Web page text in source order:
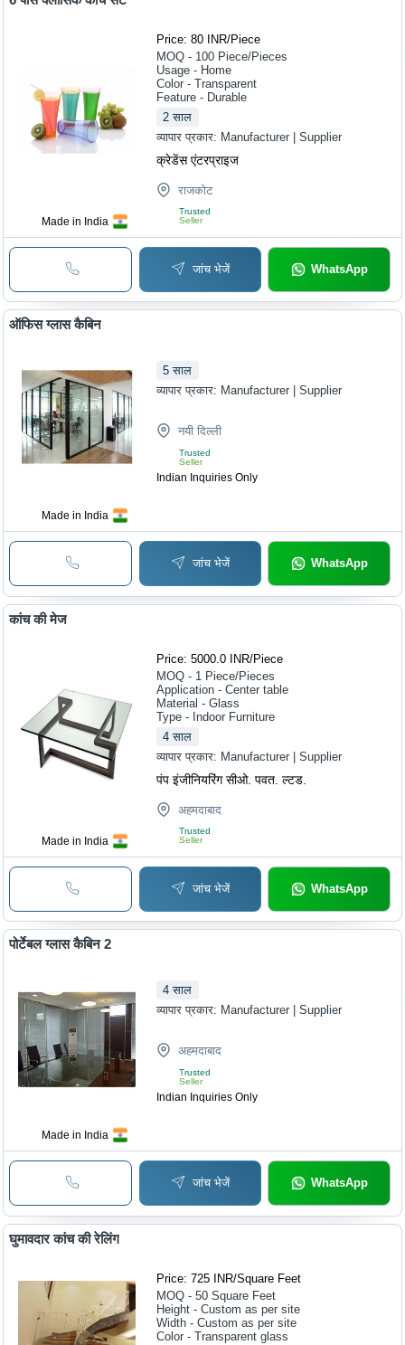
Made in India
Price: 80 INR/Piece
MOQ - 100 Piece/Pieces
Usage - Home
Color - Transparent
Feature - Durable
2 साल
व्यापार प्रकार: Manufacturer | Supplier
क्रेडेंस एंटरप्राइज
राजकोट
Trusted
Seller
जांच भेजें WhatsApp
Made in India
ऑफिस ग्लास कैबिन
5 साल
व्यापार प्रकार: Manufacturer | Supplier
नयी दिल्ली
Trusted
Seller
Indian Inquiries Only
जांच भेजें WhatsApp
Made in India
कांच की मेज
Price: 5000.0 INR/Piece
MOQ - 1 Piece/Pieces
Application - Center table
Material - Glass
Type - Indoor Furniture
4 साल
व्यापार प्रकार: Manufacturer | Supplier
पंप इंजीनियरिंग सीओ. पवत. ल्टड.
अहमदाबाद
Trusted
Seller
जांच भेजें WhatsApp
Made in India
पोर्टेबल ग्लास कैबिन 2
4 साल
व्यापार प्रकार: Manufacturer | Supplier
अहमदाबाद
Trusted
Seller
Indian Inquiries Only
जांच भेजें WhatsApp
घुमावदार कांच की रेलिंग
Price: 725 INR/Square Feet
MOQ - 50 Square Feet
Height - Custom as per site
Width - Custom as per site
Color - Transparent glass